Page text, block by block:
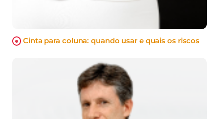
Cinta para coluna: quando usar e quais os riscos